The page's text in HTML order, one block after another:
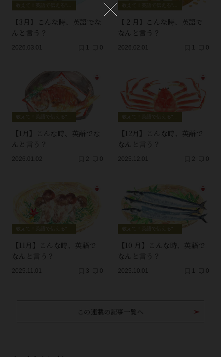
教えて！英語で伝える“和食”
【3月】こんな時、英語でな
んと言う？
2026.03.01 1 0
教えて！英語で伝える“和食”
【２月】こんな時、英語で
なんと言う？
2026.02.01 1 0
教えて！英語で伝える“和食”
【1月】こんな時、英語でな
んと言う？
2026.01.02 2 0
教えて！英語で伝える“和食”
【12月】こんな時、英語で
なんと言う？
2025.12.01 2 0
教えて！英語で伝える“和食”
【11月】こんな時、英語で
なんと言う？
2025.11.01 3 0
教えて！英語で伝える“和食”
【10 月】こんな時、英語で
なんと言う？
2025.10.01 1 0
この連載の記事一覧へ